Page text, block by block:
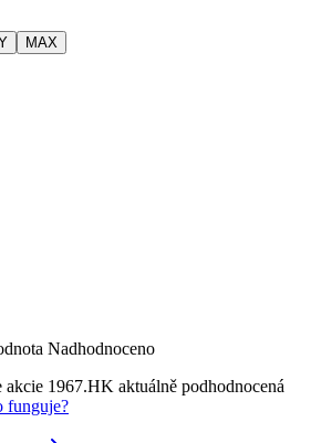
MAX
Nadhodnoceno
1967.HK aktuálně podhodnocená
funguje?